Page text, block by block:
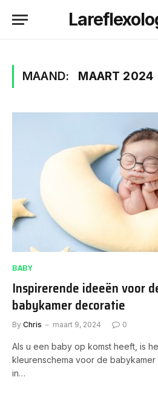
MAAND: MAART 2024
BABY
Inspirerende ideeën voor
babykamer decoratie
By Chris maart 9, 2024 0
Als u een baby op komst heeft, is
kleurenschema voor de
in…